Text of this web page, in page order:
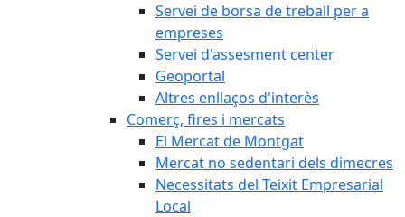
Servei de borsa de treball per a
empreses
Servei d'assesment center
Geoportal
Altres enllaços d'interès
Comerç, fires i mercats
El Mercat de Montgat
Mercat no sedentari dels dimecres
Necessitats del Teixit Empresarial
Local